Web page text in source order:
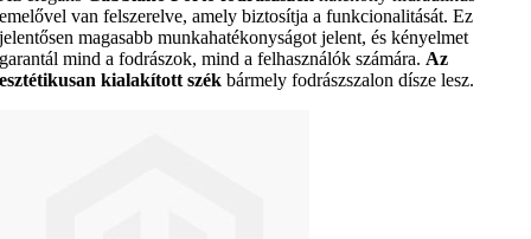
emelővel van felszerelve, amely biztosítja a funkcionalitását. Ez
jelentősen magasabb munkahatékonyságot jelent, és kényelmet
garantál mind a fodrászok, mind a felhasználók számára. Az
esztétikusan kialakított szék bármely fodrászszalon dísze lesz.